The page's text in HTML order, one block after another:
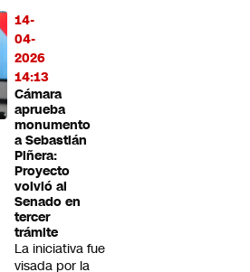
14-
04-
2026
14:13
Cámara
aprueba
monumento
a Sebastián
Piñera:
Proyecto
volvió al
Senado en
tercer
trámite
La iniciativa fue
visada por la